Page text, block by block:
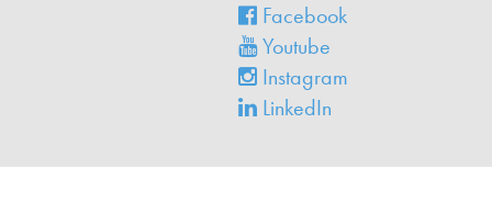
Facebook
Youtube
Instagram
LinkedIn